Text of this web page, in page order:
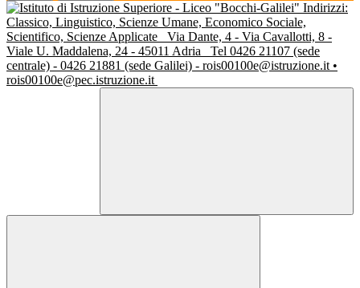
Indirizzi:
Classico, Linguistico, Scienze Umane, Economico Sociale,
Scientifico, Scienze Applicate
Via Dante, 4 - Via Cavallotti, 8 -
Viale U. Maddalena, 24 - 45011 Adria
Tel 0426 21107 (sede
centrale) - 0426 21881 (sede Galilei) - rois00100e@istruzione.it •
rois00100e@pec.istruzione.it